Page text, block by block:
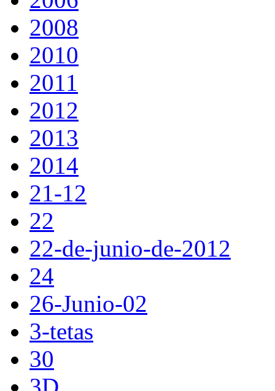
2008
2010
2011
2012
2013
2014
21-12
22
22-de-junio-de-2012
24
26-Junio-02
3-tetas
30